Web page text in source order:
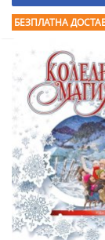
БЕЗПЛАТНА